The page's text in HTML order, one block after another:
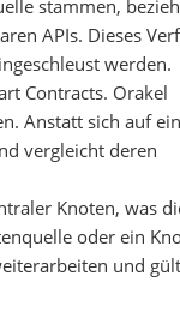
stammen,
APIs. Dieses
werden.
Contracts. Orakel
Anstatt sich auf
vergleicht deren
Knoten, was
oder ein
und